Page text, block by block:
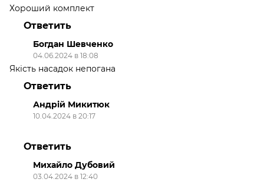
Хороший комплект
Ответить
Богдан Шевченко
04.06.2024 в 18:08
Якість насадок непогана
Ответить
Андрій Микитюк
10.04.2024 в 20:17
Ответить
Михайло Дубовий
03.04.2024 в 12:40